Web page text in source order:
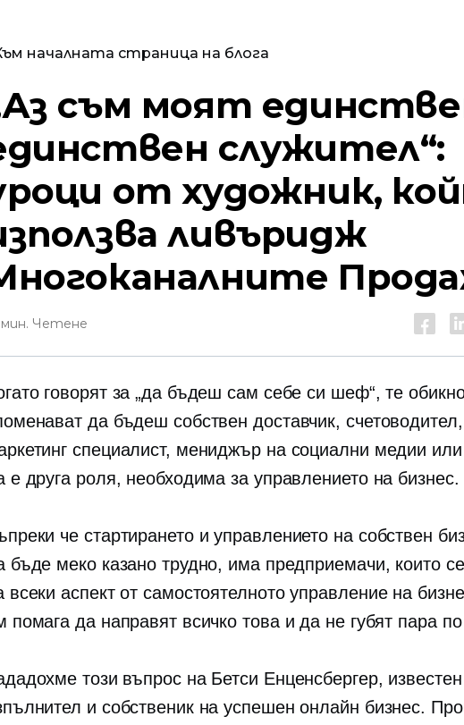
началната страница на блога
съм моят
служител“:
от художник,
ливъридж
мин. Четене
говорят за „да бъдеш сам себе си шеф“, те
да бъдеш собствен доставчик, счетоводител,
специалист, мениджър на социални медии или
е друга роля, необходима за управлението на бизнес.
че стартирането и управлението на собствен
бъде меко казано трудно, има предприемачи, които
всеки аспект от самостоятелното управление на
помага да направят всичко това и да не губят пара
този въпрос на Бетси Енценсбергер,
и собственик на успешен онлайн бизнес.